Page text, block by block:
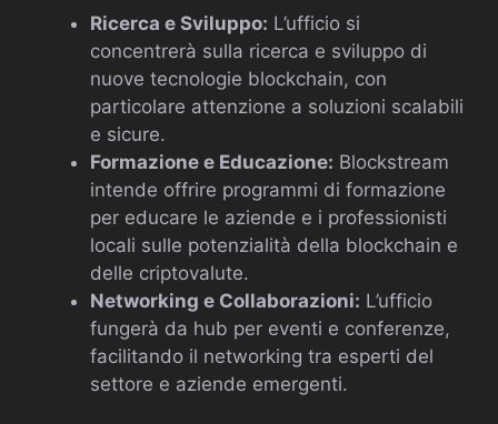
Ricerca e Sviluppo: L’ufficio si
concentrerà sulla ricerca e sviluppo di
nuove tecnologie blockchain, con
particolare attenzione a soluzioni scalabili
e sicure.
Formazione e Educazione: Blockstream
intende offrire programmi di formazione
per educare le aziende e i professionisti
locali sulle potenzialità della blockchain e
delle criptovalute.
Networking e Collaborazioni: L’ufficio
fungerà da hub per eventi e conferenze,
facilitando il networking tra esperti del
settore e aziende emergenti.